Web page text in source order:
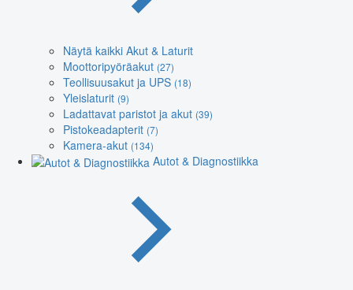
Näytä kaikki Akut & Laturit
Moottoripyöräakut (27)
Teollisuusakut ja UPS (18)
Yleislaturit (9)
Ladattavat paristot ja akut (39)
Pistokeadapterit (7)
Kamera-akut (134)
Autot & Diagnostiikka